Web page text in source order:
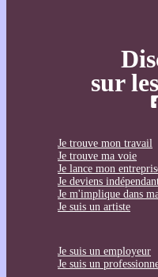
sur
Je trouve mon travail
Je trouve ma voie
Je lance mon
Je deviens
Je m'implique dans
Je suis un artiste
Je suis un employeur
Je suis un